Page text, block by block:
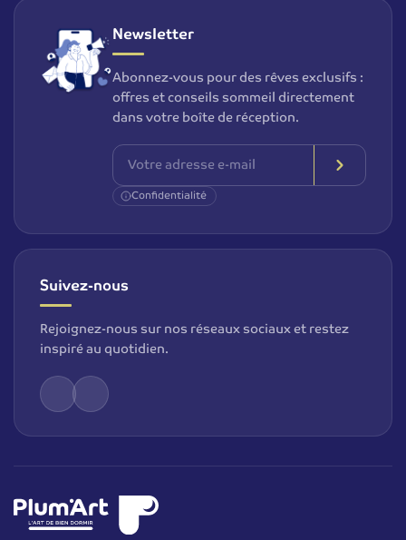
Newsletter
Abonnez-vous pour des rêves exclusifs :
offres et conseils sommeil directement
dans votre boîte de réception.
Confidentialité
Suivez-nous
Rejoignez-nous sur nos réseaux sociaux et restez
inspiré au quotidien.